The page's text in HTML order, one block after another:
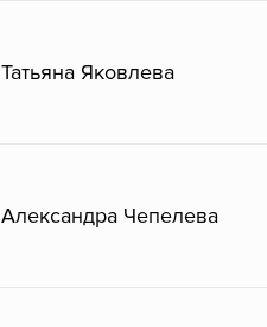
Татьяна Яковлева
Александра Чепелева